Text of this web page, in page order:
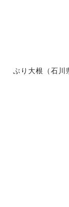
ぶり大根（石川